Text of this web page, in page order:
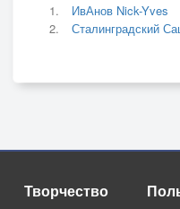
ИвАнов Nick-Yves
Сталинградский
Творчество